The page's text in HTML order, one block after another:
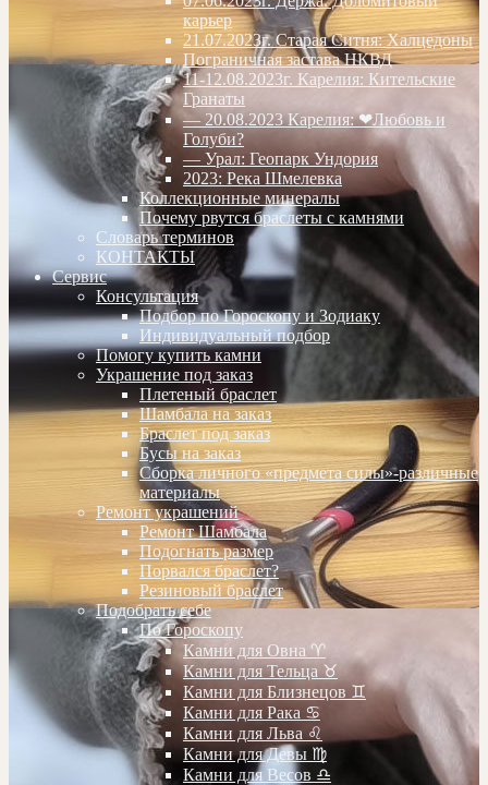
карьер
21.07.2023г. Старая Ситня: Халцедоны
Пограничная застава НКВД
11-12.08.2023г. Карелия: Кительские
Гранаты
— 20.08.2023 Карелия: ❤Любовь и
Голуби?
— Урал: Геопарк Ундория
2023: Река Шмелевка
Коллекционные минералы
Почему рвутся браслеты с камнями
Словарь терминов
КОНТАКТЫ
Сервис
Консультация
Подбор по Гороскопу и Зодиаку
Индивидуальный подбор
Помогу купить камни
Украшение под заказ
Плетеный браслет
Шамбала на заказ
Браслет под заказ
Бусы на заказ
Сборка личного «предмета силы»-различные
материалы
Ремонт украшений
Ремонт Шамбала
Подогнать размер
Порвался браслет?
Резиновый браслет
Подобрать себе
По Гороскопу
Камни для Овна ♈️
Камни для Тельца ♉️
Камни для Близнецов ♊️
Камни для Рака ♋️
Камни для Льва ♌️
Камни для Девы ♍️
Камни для Весов ♎️